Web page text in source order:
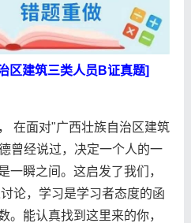
区建筑三类人员B证真题]
在面对"广西壮族自治区建筑
曾经说过，决定一个人的一
一瞬之间。这启发了我们，
论，学习是学习者态度的函
。能认真找到这里来的你，